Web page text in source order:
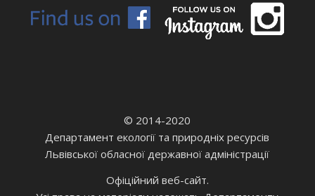
© 2014-2020
Департамент екології та природніх ресурсів
Львівської обласної державної адміністрації
Офіційний веб-сайт.